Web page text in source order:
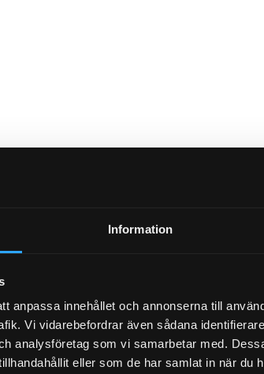
Information
anpassa innehållet och annonserna till
Vi vidarebefordrar även sådana
analysföretag som vi samarbetar med.
eller som de har samlat in när du